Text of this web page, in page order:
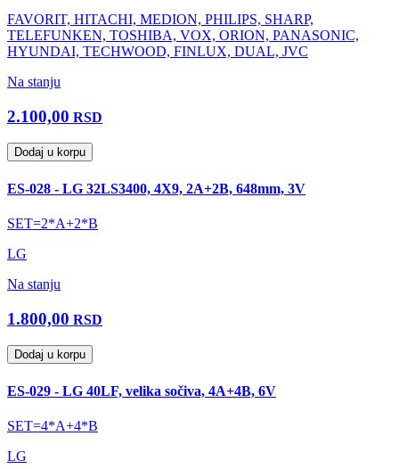
FAVORIT, HITACHI, MEDION, PHILIPS, SHARP,
TELEFUNKEN, TOSHIBA, VOX, ORION, PANASONIC,
HYUNDAI, TECHWOOD, FINLUX, DUAL, JVC
Na stanju
2.100,00 RSD
Dodaj u korpu
ES-028 - LG 32LS3400, 4X9, 2A+2B, 648mm, 3V
SET=2*A+2*B
LG
Na stanju
1.800,00 RSD
Dodaj u korpu
ES-029 - LG 40LF, velika sočiva, 4A+4B, 6V
SET=4*A+4*B
LG